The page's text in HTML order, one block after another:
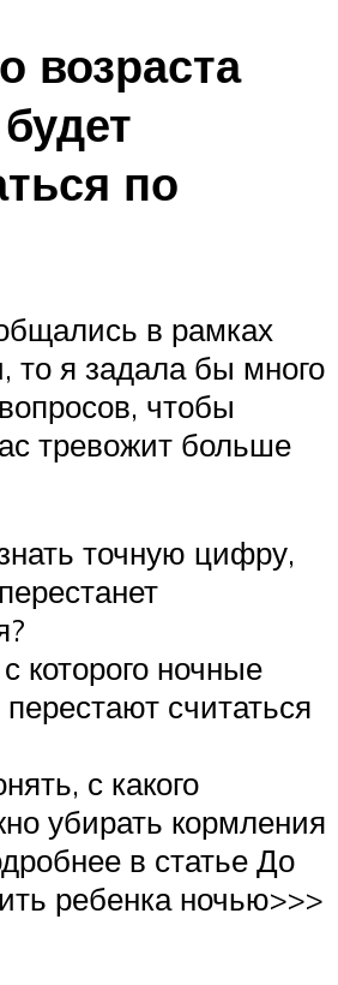
возраста
по
в рамках
то я задала бы много
чтобы
тревожит больше
точную цифру,
которого ночные
считаться
с какого
убирать кормления
в статье До
ребенка ночью>>>